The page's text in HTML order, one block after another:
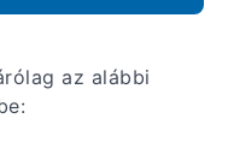
az alábbi